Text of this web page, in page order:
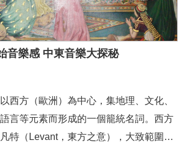
音樂感 中東音樂大探秘
西方（歐洲）為中心，集地理、文化、
言等元素而形成的一個籠統名詞。西方
特（Levant，東方之意），大致範圍是